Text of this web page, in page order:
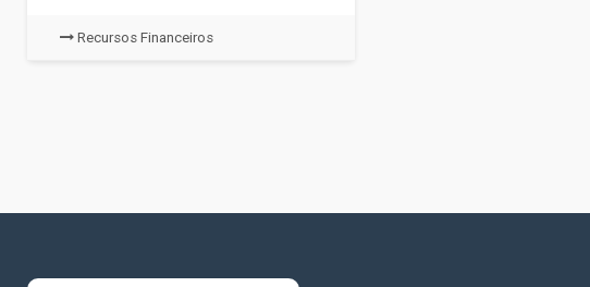
Recursos Financeiros